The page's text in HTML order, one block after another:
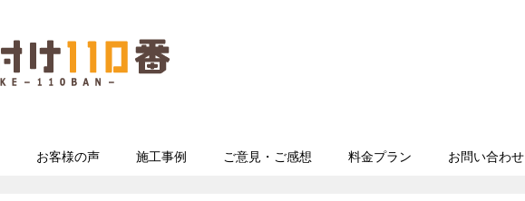
お客様の声 施工事例 ご意見・ご感想 料金プラン お問い合わせ